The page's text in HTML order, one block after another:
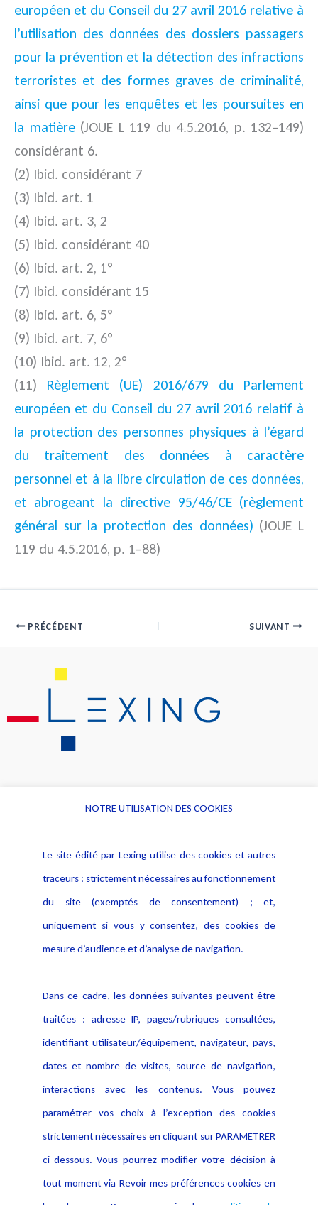
européen et du Conseil du 27 avril 2016 relative à
l’utilisation des données des dossiers passagers
pour la prévention et la détection des infractions
terroristes et des formes graves de criminalité,
ainsi que pour les enquêtes et les poursuites en
la matière(JOUE L 119 du 4.5.2016, p. 132–149)
considérant 6.
(2) Ibid. considérant 7
(3) Ibid. art. 1
(4) Ibid. art. 3, 2
(5) Ibid. considérant 40
(6) Ibid. art. 2, 1°
(7) Ibid. considérant 15
(8) Ibid. art. 6, 5°
(9) Ibid. art. 7, 6°
(10) Ibid. art. 12, 2°
(11) Règlement (UE) 2016/679 du Parlement
européen et du Conseil du 27 avril 2016 relatif à
la protection des personnes physiques à l’égard
du traitement des données à caractère
personnel et à la libre circulation de ces données,
et abrogeant la directive 95/46/CE (règlement
général sur la protection des données) (JOUE L
119 du 4.5.2016, p. 1–88)
PRÉCÉDENT SUIVANT
Alerte professionnelle
Déclaration d'accessibilité
Notice Légale
Politique de protection des
données
Publications
NOTRE UTILISATION DES COOKIES
Le site édité par Lexing utilise des cookies et autres
traceurs : strictement nécessaires au fonctionnement
du site (exemptés de consentement) ; et,
uniquement si vous y consentez, des cookies de
mesure d’audience et d’analyse de navigation.
Dans ce cadre, les données suivantes peuvent être
traitées : adresse IP, pages/rubriques consultées,
identifiant utilisateur/équipement, navigateur, pays,
dates et nombre de visites, source de navigation,
interactions avec les contenus. Vous pouvez
paramétrer vos choix à l’exception des cookies
strictement nécessaires en cliquant sur PARAMETRER
ci-dessous. Vous pourrez modifier votre décision à
tout moment via Revoir mes préférences cookies en